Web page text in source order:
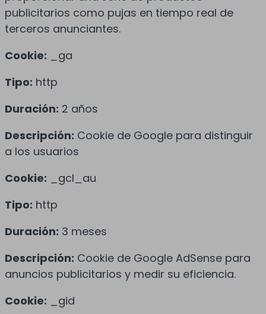
publicitarios como pujas en tiempo real de
terceros anunciantes.
Cookie: _ga
Tipo: http
Duración: 2 años
Descripción: Cookie de Google para distinguir
a los usuarios
Cookie: _gcl_au
Tipo: http
Duración: 3 meses
Descripción: Cookie de Google AdSense para
anuncios publicitarios y medir su eficiencia.
Cookie: _gid